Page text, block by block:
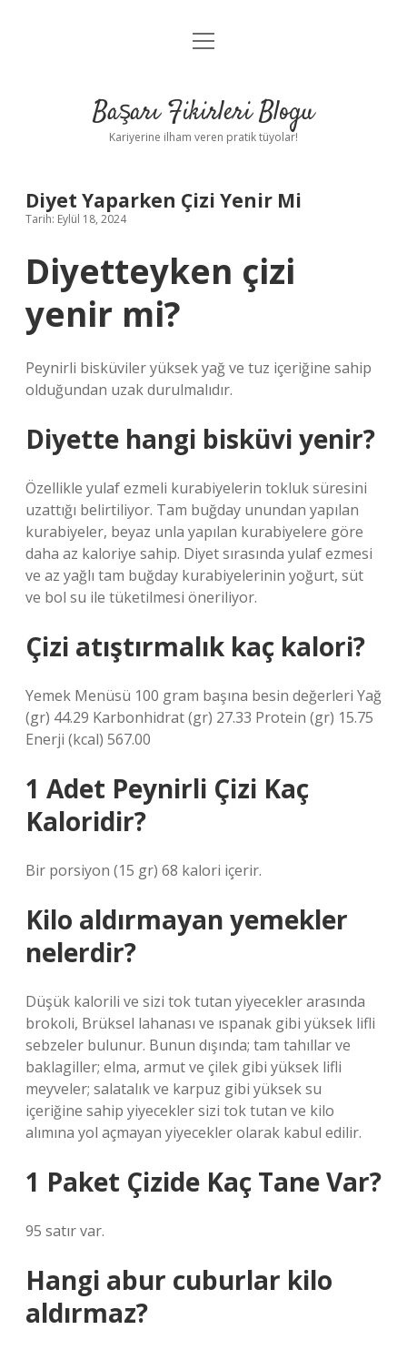
Anasayfa
Yasal Uyarı
menüyü
Başarı Fikirleri Blogu
Kariyerine ilham veren pratik tüyolar!
Diyet Yaparken Çizi Yenir Mi
Tarih: Eylül 18, 2024
Diyetteyken çizi
yenir mi?
Peynirli bisküviler yüksek yağ ve tuz içeriğine sahip
olduğundan uzak durulmalıdır.
Diyette hangi bisküvi yenir?
Özellikle yulaf ezmeli kurabiyelerin tokluk süresini
uzattığı belirtiliyor. Tam buğday unundan yapılan
kurabiyeler, beyaz unla yapılan kurabiyelere göre
daha az kaloriye sahip. Diyet sırasında yulaf ezmesi
ve az yağlı tam buğday kurabiyelerinin yoğurt, süt
ve bol su ile tüketilmesi öneriliyor.
Çizi atıştırmalık kaç kalori?
Yemek Menüsü 100 gram başına besin değerleri Yağ
(gr) 44.29 Karbonhidrat (gr) 27.33 Protein (gr) 15.75
Enerji (kcal) 567.00
1 Adet Peynirli Çizi Kaç
Kaloridir?
Bir porsiyon (15 gr) 68 kalori içerir.
Kilo aldırmayan yemekler
nelerdir?
Düşük kalorili ve sizi tok tutan yiyecekler arasında
brokoli, Brüksel lahanası ve ıspanak gibi yüksek lifli
sebzeler bulunur. Bunun dışında; tam tahıllar ve
baklagiller; elma, armut ve çilek gibi yüksek lifli
meyveler; salatalık ve karpuz gibi yüksek su
içeriğine sahip yiyecekler sizi tok tutan ve kilo
alımına yol açmayan yiyecekler olarak kabul edilir.
1 Paket Çizide Kaç Tane Var?
95 satır var.
Hangi abur cuburlar kilo
aldırmaz?